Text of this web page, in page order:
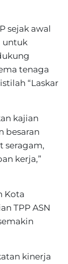
sejak awal
untuk
tenaga
“Laskar
kajian
besaran
seragam,
kerja,”
Kota
TPP ASN
kinerja